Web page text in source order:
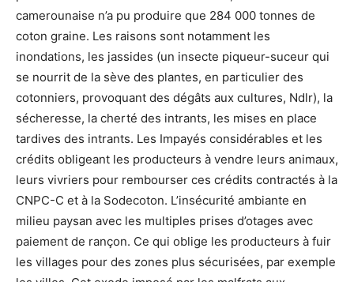
camerounaise n’a pu produire que 284 000 tonnes de
coton graine. Les raisons sont notamment les
inondations, les jassides (un insecte piqueur-suceur qui
se nourrit de la sève des plantes, en particulier des
cotonniers, provoquant des dégâts aux cultures, Ndlr), la
sécheresse, la cherté des intrants, les mises en place
tardives des intrants. Les Impayés considérables et les
crédits obligeant les producteurs à vendre leurs animaux,
leurs vivriers pour rembourser ces crédits contractés à la
CNPC-C et à la Sodecoton. L’insécurité ambiante en
milieu paysan avec les multiples prises d’otages avec
paiement de rançon. Ce qui oblige les producteurs à fuir
les villages pour des zones plus sécurisées, par exemple